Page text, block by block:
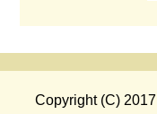
Copyright (C) 2017